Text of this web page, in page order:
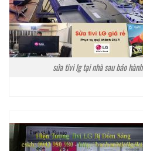
sửa tivi lg tại nhà sau bảo hành